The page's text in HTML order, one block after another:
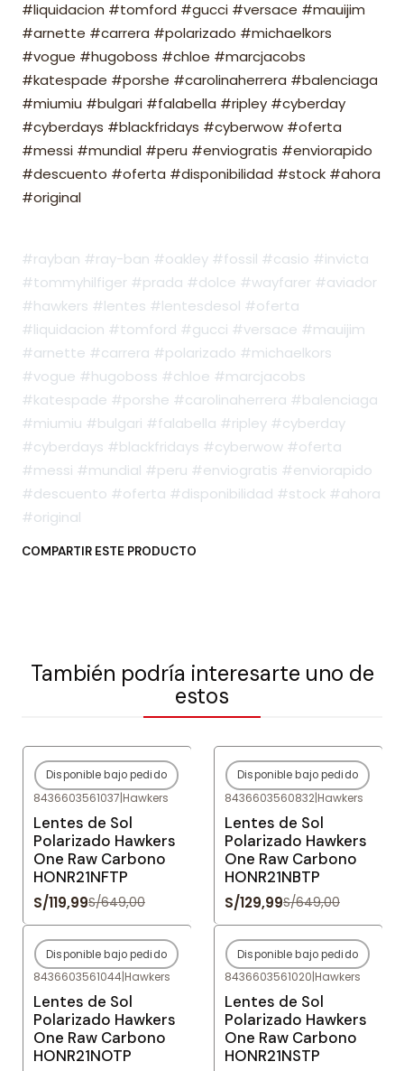
#liquidacion #tomford #gucci #versace #mauijim
#arnette #carrera #polarizado #michaelkors
#vogue #hugoboss #chloe #marcjacobs
#katespade #porshe #carolinaherrera #balenciaga
#miumiu #bulgari #falabella #ripley #cyberday
#cyberdays #blackfridays #cyberwow #oferta
#messi #mundial #peru #enviogratis #enviorapido
#descuento #oferta #disponibilidad #stock #ahora
#original
#rayban #ray-ban #oakley #fossil #casio #invicta
#tommyhilfiger #prada #dolce #wayfarer #aviador
#hawkers #lentes #lentesdesol #oferta
#liquidacion #tomford #gucci #versace #mauijim
#arnette #carrera #polarizado #michaelkors
#vogue #hugoboss #chloe #marcjacobs
#katespade #porshe #carolinaherrera #balenciaga
#miumiu #bulgari #falabella #ripley #cyberday
#cyberdays #blackfridays #cyberwow #oferta
#messi #mundial #peru #enviogratis #enviorapido
#descuento #oferta #disponibilidad #stock #ahora
#original
COMPARTIR ESTE PRODUCTO
También podría interesarte uno de
estos
-82%OFF
Agotado
Disponible bajo pedido
8436603561037|Hawkers
Lentes de Sol
Polarizado Hawkers
One Raw Carbono
HONR21NFTP
S/119,99S/649,00
-80%OFF
Agotado
Disponible bajo pedido
8436603560832|Hawkers
Lentes de Sol
Polarizado Hawkers
One Raw Carbono
HONR21NBTP
S/129,99S/649,00
-80%OFF
Agotado
Disponible bajo pedido
8436603561044|Hawkers
Lentes de Sol
Polarizado Hawkers
One Raw Carbono
HONR21NOTP
-80%OFF
Agotado
Disponible bajo pedido
8436603561020|Hawkers
Lentes de Sol
Polarizado Hawkers
One Raw Carbono
HONR21NSTP